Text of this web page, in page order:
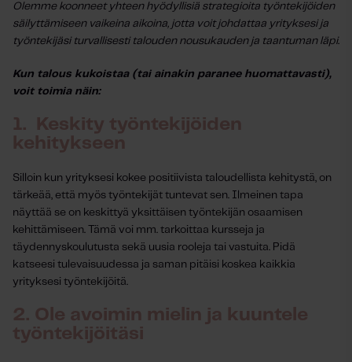
Olemme koonneet yhteen hyödyllisiä strategioita työntekijöiden
säilyttämiseen vaikeina aikoina, jotta voit johdattaa yrityksesi ja
työntekijäsi turvallisesti talouden nousukauden ja taantuman läpi.
Kun talous kukoistaa (tai ainakin paranee huomattavasti),
voit toimia näin:
1. Keskity työntekijöiden
kehitykseen
Silloin kun yrityksesi kokee positiivista taloudellista kehitystä, on
tärkeää, että myös työntekijät tuntevat sen. Ilmeinen tapa
näyttää se on keskittyä yksittäisen työntekijän osaamisen
kehittämiseen. Tämä voi mm. tarkoittaa kursseja ja
täydennyskoulutusta sekä uusia rooleja tai vastuita. Pidä
katseesi tulevaisuudessa ja saman pitäisi koskea kaikkia
yrityksesi työntekijöitä.
2. Ole avoimin mielin ja kuuntele
työntekijöitäsi